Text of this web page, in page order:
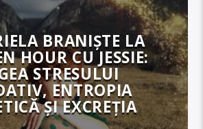
BRANIȘTE LA
HOUR CU JESSIE:
STRESULUI
ENTROPIA
ȘI EXCREȚIA